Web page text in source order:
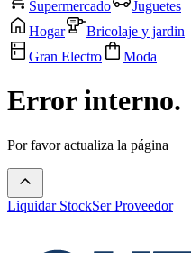
Supermercado
Juguetes
Hogar
Bricolaje y jardin
Gran Electro
Moda
Error interno.
Por favor actualiza la página
Liquidar StockSer Proveedor